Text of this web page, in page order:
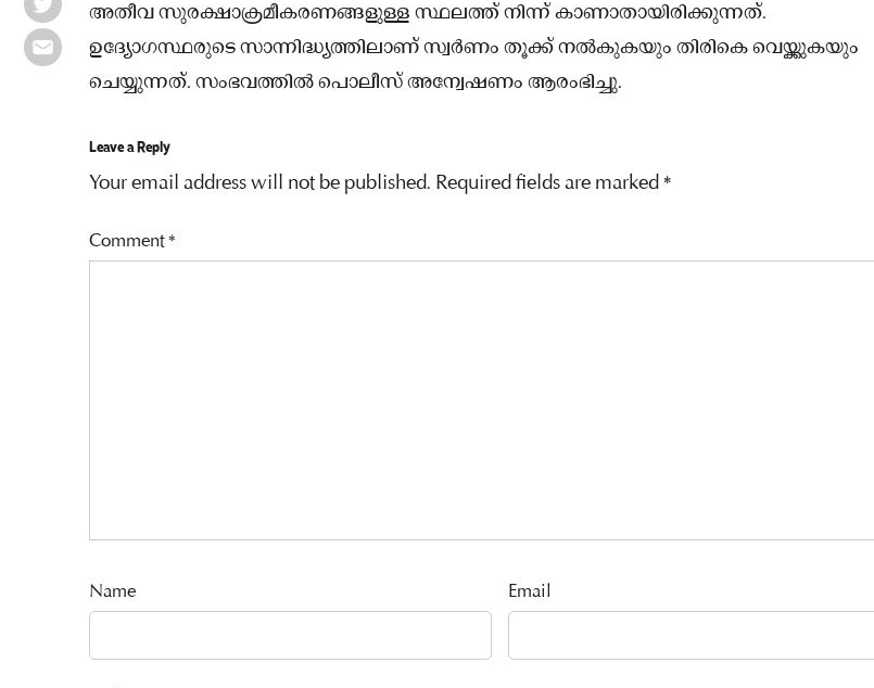
അതീവ സുരക്ഷാക്രമീകരണങ്ങളുള്ള സ്ഥലത്ത് നിന്ന് കാണാതായിരിക്കുന്നത്.
ഉദ്യോഗസ്ഥരുടെ സാന്നിദ്ധ്യത്തിലാണ് സ്വർണം തൂക്ക് നൽകുകയും തിരികെ വെയ്ക്കുകയും
ചെയ്യുന്നത്. സംഭവത്തിൽ പൊലീസ് അന്വേഷണം ആരംഭിച്ചു.
Leave a Reply
Your email address will not be published. Required fields are marked*
Comment*
Name Email